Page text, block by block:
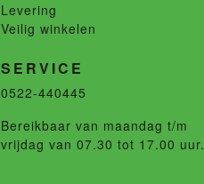
Levering
Veilig winkelen
SERVICE
0522-440445
Bereikbaar van maandag t/m
vrijdag van 07.30 tot 17.00 uur.